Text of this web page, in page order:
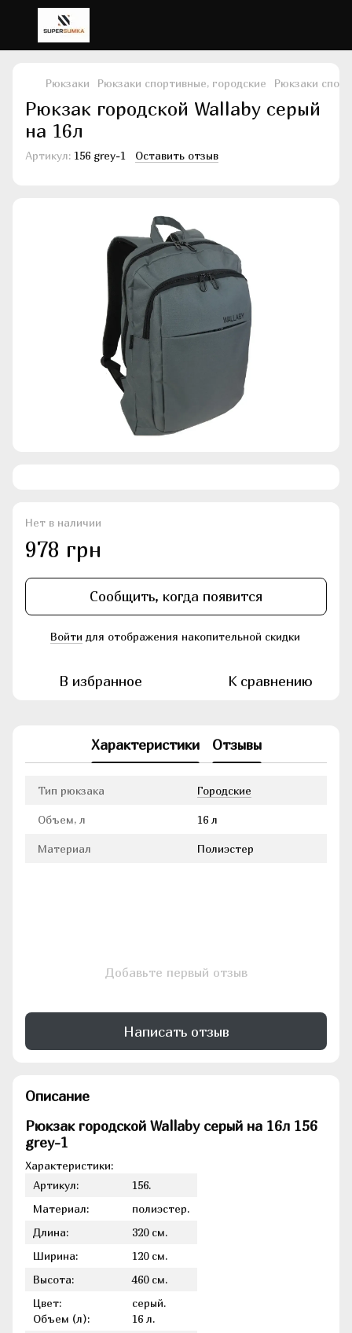
Рюкзаки Рюкзаки спортивные, городские Рюкзаки
Рюкзак городской Wallaby серый
на 16л
Артикул: 156 grey-1 Оставить отзыв
Нет в наличии
978 грн
Сообщить, когда появится
Войти для отображения накопительной скидки
В избранное К сравнению
Характеристики Отзывы
Тип рюкзака Городские
Объем, л 16 л
Материал Полиэстер
Добавьте первый отзыв
Написать отзыв
Описание
Рюкзак городской Wallaby серый на 16л 156
grey-1
Характеристики:
Артикул:
156.
Материал:
полиэстер.
Длина:
320 см.
Ширина:
120 см.
Высота:
460 см.
Цвет:
Объем (л):
серый.
16 л.